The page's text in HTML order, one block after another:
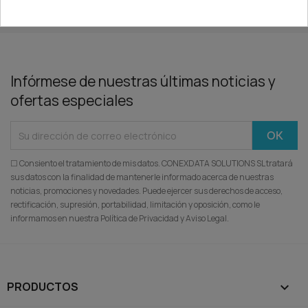
Infórmese de nuestras últimas noticias y
ofertas especiales
☐ Consiento el tratamiento de mis datos. CONEXDATA SOLUTIONS SL tratará
sus datos con la finalidad de mantenerle informado acerca de nuestras
noticias, promociones y novedades. Puede ejercer sus derechos de acceso,
rectificación, supresión, portabilidad, limitación y oposición, como le
informamos en nuestra Política de Privacidad y Aviso Legal.
PRODUCTOS 